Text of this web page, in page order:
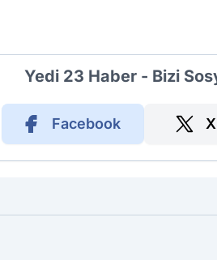
Yedi 23 Haber - Bizi
Facebook